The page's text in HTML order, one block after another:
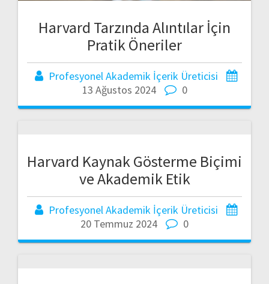
Harvard Tarzında Alıntılar İçin
Pratik Öneriler
Profesyonel Akademik İçerik Üreticisi
13 Ağustos 2024
0
Harvard Kaynak Gösterme Biçimi
ve Akademik Etik
Profesyonel Akademik İçerik Üreticisi
20 Temmuz 2024
0